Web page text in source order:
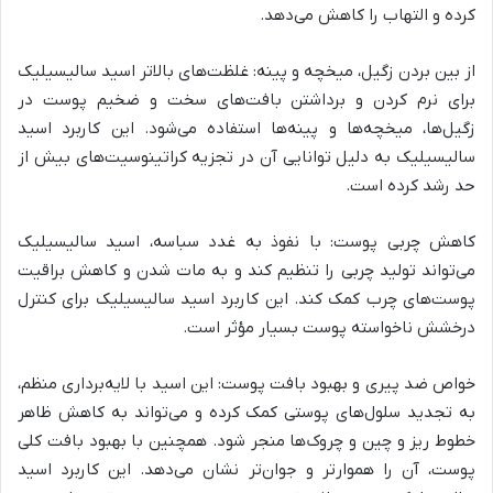
کرده و التهاب را کاهش می‌دهد.
از بین بردن زگیل، میخچه و پینه: غلظت‌های بالاتر اسید سالیسیلیک
برای نرم کردن و برداشتن بافت‌های سخت و ضخیم پوست در
زگیل‌ها، میخچه‌ها و پینه‌ها استفاده می‌شود. این کاربرد اسید
سالیسیلیک به دلیل توانایی آن در تجزیه کراتینوسیت‌های بیش از
حد رشد کرده است.
کاهش چربی پوست: با نفوذ به غدد سباسه، اسید سالیسیلیک
می‌تواند تولید چربی را تنظیم کند و به مات شدن و کاهش براقیت
پوست‌های چرب کمک کند. این کاربرد اسید سالیسیلیک برای کنترل
درخشش ناخواسته پوست بسیار مؤثر است.
خواص ضد پیری و بهبود بافت پوست: این اسید با لایه‌برداری منظم،
به تجدید سلول‌های پوستی کمک کرده و می‌تواند به کاهش ظاهر
خطوط ریز و چین و چروک‌ها منجر شود. همچنین با بهبود بافت کلی
پوست، آن را هموارتر و جوان‌تر نشان می‌دهد. این کاربرد اسید